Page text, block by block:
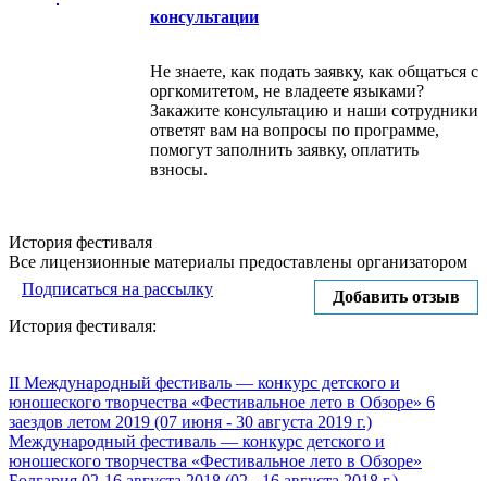
консультации
Не знаете, как подать заявку, как общаться с
оргкомитетом, не владеете языками?
Закажите консультацию и наши сотрудники
ответят вам на вопросы по программе,
помогут заполнить заявку, оплатить
взносы.
История фестиваля
Все лицензионные материалы предоставлены организатором
Добавить отзыв
Подписаться на рассылку
История фестиваля:
II Международный фестиваль — конкурс детского и
юношеского творчества «Фестивальное лето в Обзоре» 6
заездов летом 2019 (07 июня - 30 августа 2019 г.)
Международный фестиваль — конкурс детского и
юношеского творчества «Фестивальное лето в Обзоре»